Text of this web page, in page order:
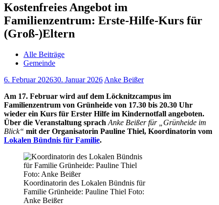
Kostenfreies Angebot im
Familienzentrum: Erste-Hilfe-Kurs für
(Groß-)Eltern
Alle Beiträge
Gemeinde
6. Februar 202630. Januar 2026 Anke Beißer
Am 17. Februar wird auf dem Löcknitzcampus im
Familienzentrum von Grünheide von 17.30 bis 20.30 Uhr
wieder ein Kurs für Erster Hilfe im Kindernotfall angeboten.
Über die Veranstaltung sprach Anke Beißer für „Grünheide im
Blick“ mit der Organisatorin Pauline Thiel, Koordinatorin vom
Lokalen Bündnis für Familie.
Koordinatorin des Lokalen Bündnis für
Familie Grünheide: Pauline Thiel Foto:
Anke Beißer